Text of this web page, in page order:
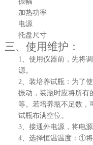
加热功率
电源
托盘尺寸
三、使用维护：
1、使用仪器前，先将
源。
2、装培养试瓶：为了
振动，装瓶时应将所有
等。若培养瓶不足数，
试瓶布满空位。
3、接通外电源，将电
4、选择恒温温度：①将